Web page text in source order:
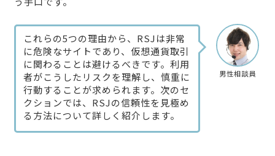
男性相談員
これらの5つの理由から、RSJは非常
に危険なサイトであり、仮想通貨取引
に関わることは避けるべきです。利用
者がこうしたリスクを理解し、慎重に
行動することが求められます。次のセ
クションでは、RSJの信頼性を見極め
る方法について詳しく紹介します。